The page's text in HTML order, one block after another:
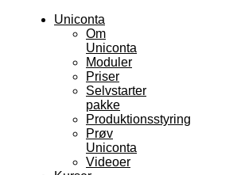
Uniconta
Om
Uniconta
Moduler
Priser
Selvstarter
pakke
Produktionsstyring
Prøv
Uniconta
Videoer